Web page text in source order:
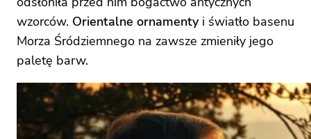
wzorców. Orientalne ornamentyi światło basenu
Morza Śródziemnego na zawsze zmieniły jego
paletę barw.